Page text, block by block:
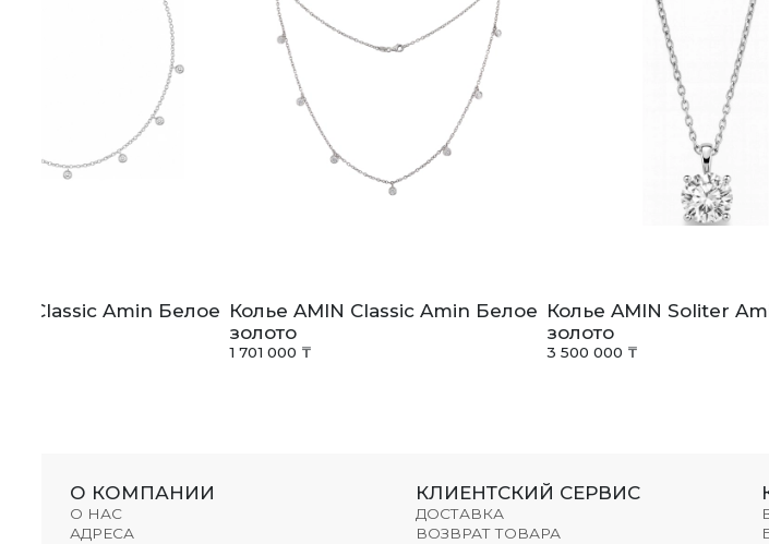
Classic Amin Белое Колье AMIN Classic Amin Белое
золото
1 701 000 ₸
Колье AMIN Soliter
золото
3 500 000 ₸
О КОМПАНИИ
О НАС
АДРЕСА
КЛИЕНТСКИЙ СЕРВИС
ДОСТАВКА
ВОЗВРАТ ТОВАРА